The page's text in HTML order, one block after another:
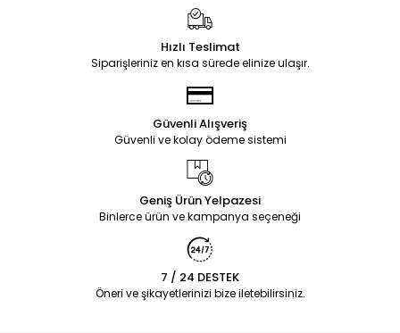
Hızlı Teslimat
Siparişleriniz en kısa sürede elinize ulaşır.
Güvenli Alışveriş
Güvenli ve kolay ödeme sistemi
Geniş Ürün Yelpazesi
Binlerce ürün ve kampanya seçeneği
7 / 24 DESTEK
Öneri ve şikayetlerinizi bize iletebilirsiniz.